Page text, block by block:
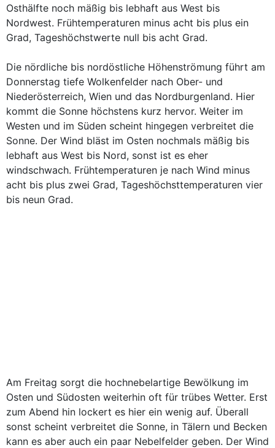
Osthälfte noch mäßig bis lebhaft aus West bis
Nordwest. Frühtemperaturen minus acht bis plus ein
Grad, Tageshöchstwerte null bis acht Grad.
Die nördliche bis nordöstliche Höhenströmung führt am
Donnerstag tiefe Wolkenfelder nach Ober- und
Niederösterreich, Wien und das Nordburgenland. Hier
kommt die Sonne höchstens kurz hervor. Weiter im
Westen und im Süden scheint hingegen verbreitet die
Sonne. Der Wind bläst im Osten nochmals mäßig bis
lebhaft aus West bis Nord, sonst ist es eher
windschwach. Frühtemperaturen je nach Wind minus
acht bis plus zwei Grad, Tageshöchsttemperaturen vier
bis neun Grad.
Am Freitag sorgt die hochnebelartige Bewölkung im
Osten und Südosten weiterhin oft für trübes Wetter. Erst
zum Abend hin lockert es hier ein wenig auf. Überall
sonst scheint verbreitet die Sonne, in Tälern und Becken
kann es aber auch ein paar Nebelfelder geben. Der Wind